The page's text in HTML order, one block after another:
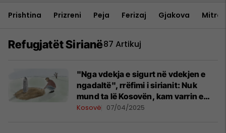
Prishtina Prizreni Peja Ferizaj Gjakova
Refugjatët Sirianë87 Artikuj
"Nga vdekja e sigurt në vdekjen e
ngadaltë", rrëfimi i sirianit: Nuk
mund ta lë Kosovën, kam varrin e
vëllait këtu
Kosovë 07/04/2025